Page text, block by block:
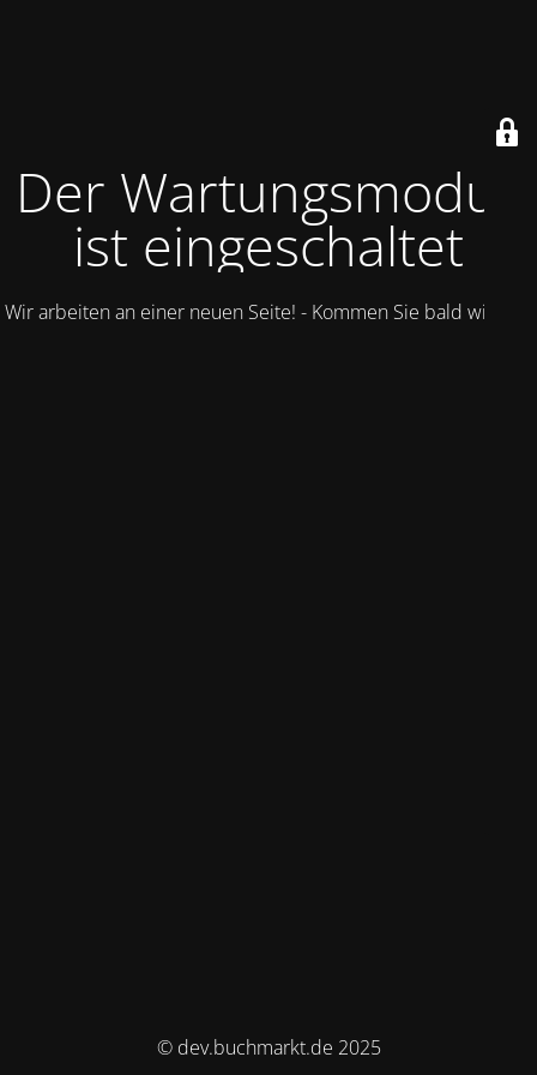
Der Wartungsmodus
ist eingeschaltet
Wir arbeiten an einer neuen Seite! - Kommen Sie bald wieder.
© dev.buchmarkt.de 2025